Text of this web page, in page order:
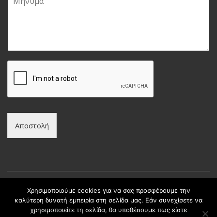
Αποστολή
Copyright © intax.gr All Rights Reserved. | Developed by
Χρησιμοποιούμε cookies για να σας προσφέρουμε την
καλύτερη δυνατή εμπειρία στη σελίδα μας. Εάν συνεχίσετε να
χρησιμοποιείτε τη σελίδα, θα υποθέσουμε πως είστε